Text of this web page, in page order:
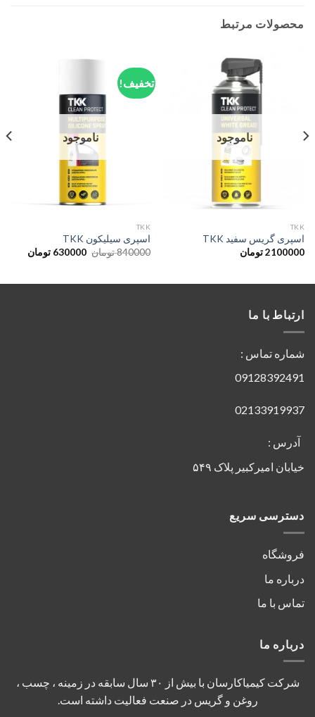
محصولات مرتبط
ناموجود
TKK
اسپری گریس سفید TKK
2100000 تومان
تخفیف!
ناموجود
TKK
اسپری سیلیکون TKK
840000تومان 630000 تومان
ارتباط با ما
شماره تماس :
09128392491
02133919937
آدرس :
خیابان امیرکبیر پلاک ۵۴۹
دسترسی سریع
فروشگاه
درباره ما
تماس با ما
درباره ما
شرکت کیمیاکارسان با بیش از ۳۰ سال سابقه در زمینه ، چسب ،
روغن و گریس در صنعت فعالیت داشته است.